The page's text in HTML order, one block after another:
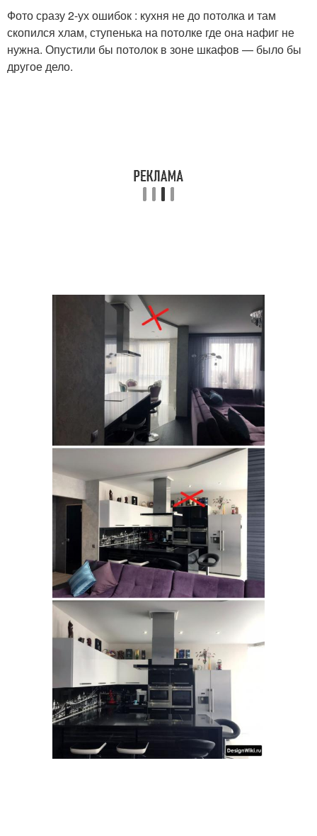
Фото сразу 2-ух ошибок : кухня не до потолка и там
скопился хлам, ступенька на потолке где она нафиг не
нужна. Опустили бы потолок в зоне шкафов — было бы
другое дело.